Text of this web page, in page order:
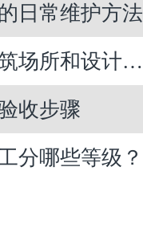
日常维护方法
所和设计要求
收步骤
分哪些等级？